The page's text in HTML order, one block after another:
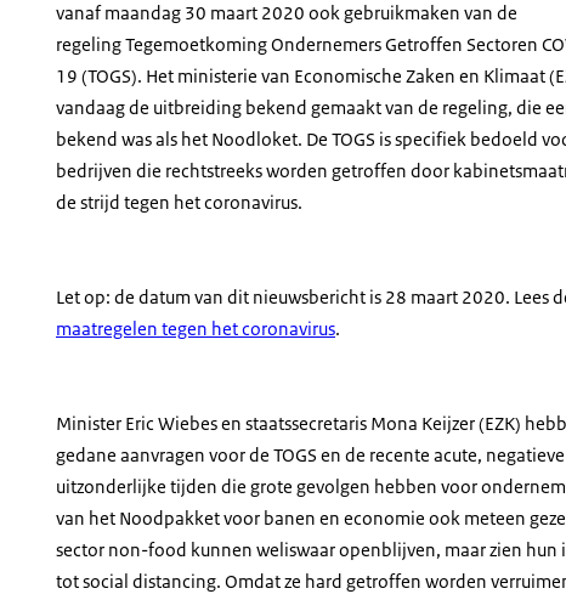
vanaf maandag 30 maart 2020 ook gebruikmaken van de
regeling Tegemoetkoming Ondernemers Getroffen Sectoren
19 (TOGS). Het ministerie van Economische Zaken en Klimaat
vandaag de uitbreiding bekend gemaakt van de regeling, die
bekend was als het Noodloket. De TOGS is specifiek bedoeld
bedrijven die rechtstreeks worden getroffen door
de strijd tegen het coronavirus.
Let op: de datum van dit nieuwsbericht is 28 maart 2020. Lees
maatregelen tegen het coronavirus.
Minister Eric Wiebes en staatssecretaris Mona Keijzer (EZK)
gedane aanvragen voor de TOGS en de recente acute,
uitzonderlijke tijden die grote gevolgen hebben voor
van het Noodpakket voor banen en economie ook meteen
sector non-food kunnen weliswaar openblijven, maar zien
tot social distancing. Omdat ze hard getroffen worden